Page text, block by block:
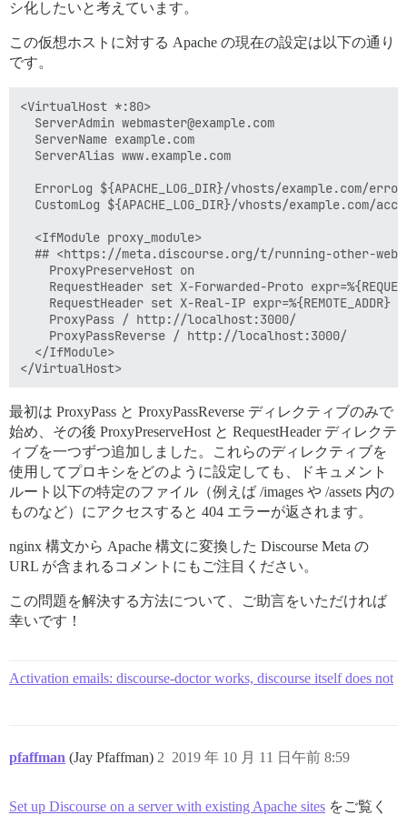
シ化したいと考えています。
この仮想ホストに対する Apache の現在の設定は以下の通り
です。
<VirtualHost *:80>
  ServerAdmin webmaster@example.com
  ServerName example.com
  ServerAlias www.example.com
ErrorLog ${APACHE_LOG_DIR}/vhosts/example.com/
CustomLog ${APACHE_LOG_DIR}/vhosts/example.com/
  <IfModule proxy_module>
## <https://meta.discourse.org/t/running-other-
    ProxyPreserveHost on
RequestHeader set X-Forwarded-Proto
    RequestHeader set X-Real-IP expr=%{REMOTE_ADDR}
    ProxyPass / http://localhost:3000/
    ProxyPassReverse / http://localhost:3000/
  </IfModule>
最初は ProxyPass と ProxyPassReverse ディレクティブのみで
始め、その後 ProxyPreserveHost と RequestHeader ディレクテ
ィブを一つずつ追加しました。これらのディレクティブを
使用してプロキシをどのように設定しても、ドキュメント
ルート以下の特定のファイル（例えば /images や /assets 内の
ものなど）にアクセスすると 404 エラーが返されます。
nginx 構文から Apache 構文に変換した Discourse Meta の
URL が含まれるコメントにもご注目ください。
この問題を解決する方法について、ご助言をいただければ
幸いです！
Activation emails: discourse-doctor works, discourse itself does not
pfaffman (Jay Pfaffman) 2019 年 10 月 11 日午前 8:59
2
Set up Discourse on a server with existing Apache sites をご覧く